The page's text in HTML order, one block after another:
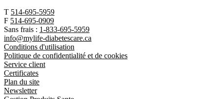
T 514-695-5959
F 514-695-0909
Sans frais : 1-833-695-5959
info@mylife-diabetescare.ca
Conditions d'utilisation
Politique de confidentialité et de cookies
Service client
Certificates
Plan du site
Newsletter